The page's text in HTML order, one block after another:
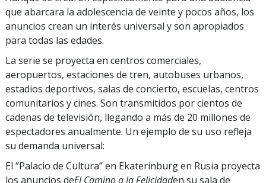
que abarcara la adolescencia de veinte y pocos años, los
anuncios crean un interés universal y son apropiados
para todas las edades.
La serie se proyecta en centros comerciales,
aeropuertos, estaciones de tren, autobuses urbanos,
estadios deportivos, salas de concierto, escuelas, centros
comunitarios y cines. Son transmitidos por cientos de
cadenas de televisión, llegando a más de 20 millones de
espectadores anualmente. Un ejemplo de su uso refleja
su demanda universal:
El “Palacio de Cultura” en Ekaterinburg en Rusia proyecta
los anuncios deEl Camino a la Felicidaden su sala de